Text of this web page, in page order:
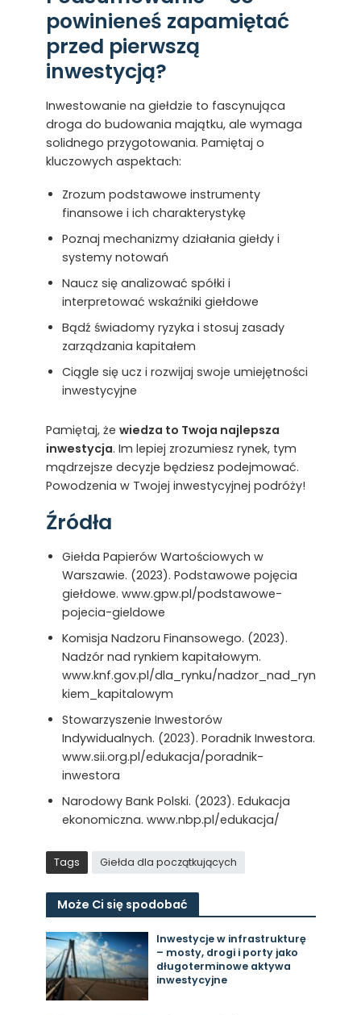
powinieneś zapamiętać
przed pierwszą
inwestycją?
Inwestowanie na giełdzie to fascynująca
droga do budowania majątku, ale wymaga
solidnego przygotowania. Pamiętaj o
kluczowych aspektach:
Zrozum podstawowe instrumenty
finansowe i ich charakterystykę
Poznaj mechanizmy działania giełdy i
systemy notowań
Naucz się analizować spółki i
interpretować wskaźniki giełdowe
Bądź świadomy ryzyka i stosuj zasady
zarządzania kapitałem
Ciągle się ucz i rozwijaj swoje umiejętności
inwestycyjne
Pamiętaj, że wiedza to Twoja najlepsza
inwestycja. Im lepiej zrozumiesz rynek, tym
mądrzejsze decyzje będziesz podejmować.
Powodzenia w Twojej inwestycyjnej podróży!
Źródła
Giełda Papierów Wartościowych w
Warszawie. (2023). Podstawowe pojęcia
giełdowe. www.gpw.pl/podstawowe-
pojecia-gieldowe
Komisja Nadzoru Finansowego. (2023).
Nadzór nad rynkiem kapitałowym.
www.knf.gov.pl/dla_rynku/nadzor_nad_ryn
kiem_kapitalowym
Stowarzyszenie Inwestorów
Indywidualnych. (2023). Poradnik Inwestora.
www.sii.org.pl/edukacja/poradnik-
inwestora
Narodowy Bank Polski. (2023). Edukacja
ekonomiczna. www.nbp.pl/edukacja/
Tags Giełda dla początkujących
Może Ci się spodobać
Inwestycje w infrastrukturę
– mosty, drogi i porty jako
długoterminowe aktywa
inwestycyjne